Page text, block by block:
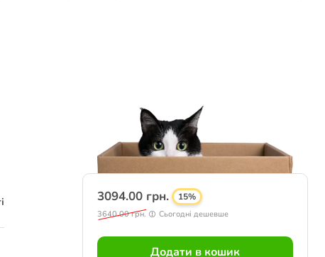
3094.00 грн. 15%
3640.00 грн. Сьогодні дешевше
Додати в кошик